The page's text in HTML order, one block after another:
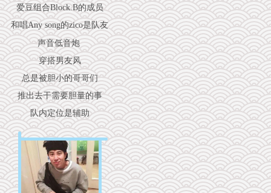
爱豆组合Block.B的成员
和唱Any song的zico是队友
声音低音炮
穿搭男友风
总是被胆小的哥哥们
推出去干需要胆量的事
队内定位是辅助